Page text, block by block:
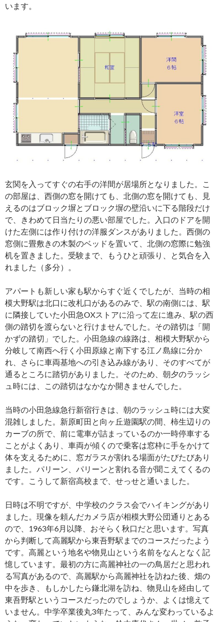
います。
玄関を入ってすぐの右手の洋間が居場所となりました。こ
の部屋は、西側の窓を開けても、北側の窓を開けても、見
えるのはブロック塀とブロック塀の壁沿いに下る階段だけ
で、きわめて日当たりの悪い部屋でした。入口のドアを開
けた左側には作り付けの洋服ダンスがありました。西側の
窓側に畳敷きの木製のベッドを置いて、北側の窓際に勉強
机を置きました。受験まで、もうひと頑張り、と気合を入
れました（多分）。
アパートも新しい家も駅からすぐ近くでしたが、当時の相
模大野駅は北口に改札口があるのみで、駅の南側には、駅
に隣接していた小田急OXストアに沿って左に進み、駅の西
側の踏切を渡らないと行けませんでした。その踏切は「開
かずの踏切」でした。小田急線の線路は、相模大野駅から
分岐して南西へ行く小田原線と南下する江ノ島線に分か
れ、さらに車両基地への引き込み線があり、そのすべてが
通るところに踏切がありました。そのため、朝夕のラッシ
ュ時には、この踏切はなかなか開きませんでした。
当時の小田急線急行新宿行きは、朝のラッシュ時には大変
混雑しました。新原町田と向ヶ丘遊園駅の間、柿生辺りの
カーブの所で、前に電車が詰まっているのか一時停車する
ことがよくあり、車両が傾くので乗客は窓枠に手をかけて
体を支えるために、窓ガラスが割れる場面がたびたびあり
ました。パリーン、パリーンと割れる音が聞こえてくるの
です。こうして新宿高校まで、せっせと通いました。
日時は不明ですが、中学校のクラス会でハイキングがあり
ました。現像を頼んだカメラ店が相模大野公団通りとある
ので、1963年6月以降、おそらく秋口だと思います。写真
から判断して高麗駅から東吾野駅までのコースだったよう
です。高麗という地名や物見山という名前をなんとなく記
憶しています。最初の方に高麗神社の一の鳥居だと思われ
る写真があるので、高麗駅から高麗神社を訪ねた後、畑の
中を歩き、もしかしたら鎌北湖を訪ね、物見山を経由して
東吾野駅というコースだったのでしょうか、よくは憶えて
いません。中学卒業後丸3年たって、みんな変わっているよ